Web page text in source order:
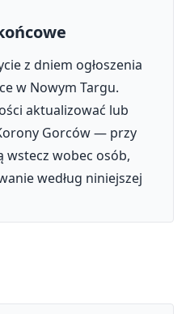
z dniem ogłoszenia
w Nowym Targu.
aktualizować lub
Gorców — przy
wstecz wobec osób,
według niniejszej